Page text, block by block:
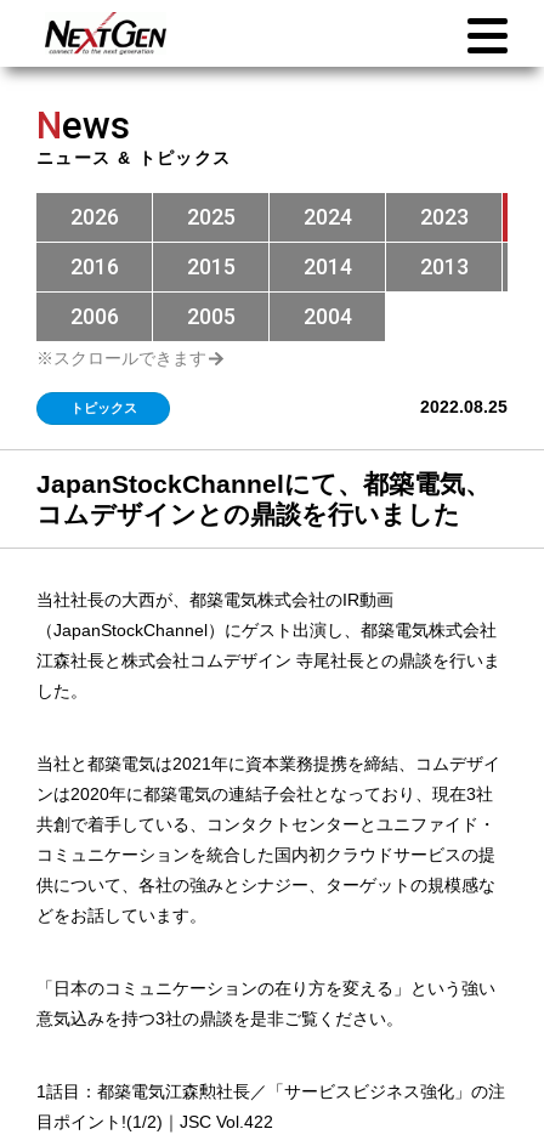
News
ニュース & トピックス
2026 2025 2024 2023
2016
2015 2014 2013
2006
2005 2004
トピックス 2022.08.25
JapanStockChannelにて、都築電気、
コムデザインとの鼎談を行いました
当社社長の大西が、都築電気株式会社のIR動画
（JapanStockChannel）にゲスト出演し、都築電気株式会社
江森社長と株式会社コムデザイン 寺尾社長との鼎談を行いま
した。
当社と都築電気は2021年に資本業務提携を締結、コムデザイ
ンは2020年に都築電気の連結子会社となっており、現在3社
共創で着手している、コンタクトセンターとユニファイド・
コミュニケーションを統合した国内初クラウドサービスの提
供について、各社の強みとシナジー、ターゲットの規模感な
どをお話しています。
「日本のコミュニケーションの在り方を変える」という強い
意気込みを持つ3社の鼎談を是非ご覧ください。
1話目：都築電気江森勲社長／「サービスビジネス強化」の注
目ポイント!(1/2)｜JSC Vol.422